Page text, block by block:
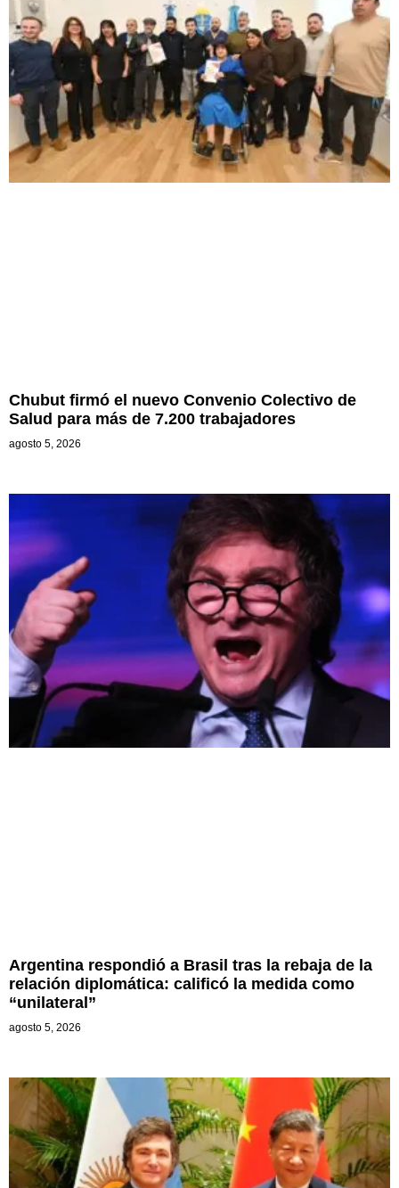
Chubut firmó el nuevo Convenio Colectivo de
Salud para más de 7.200 trabajadores
agosto 5, 2026
Argentina respondió a Brasil tras la rebaja de la
relación diplomática: calificó la medida como
“unilateral”
agosto 5, 2026